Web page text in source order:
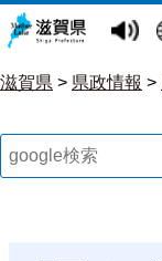
滋賀県 > 県政情報 >